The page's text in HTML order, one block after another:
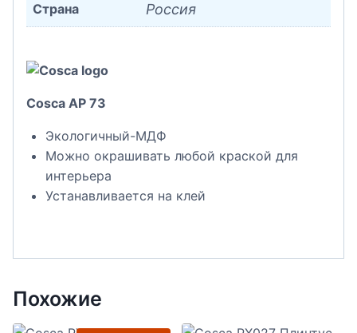
Страна Россия
Cosca AP 73
Экологичный-МДФ
Можно окрашивать любой краской для
интерьера
Устанавливается на клей
Похожие